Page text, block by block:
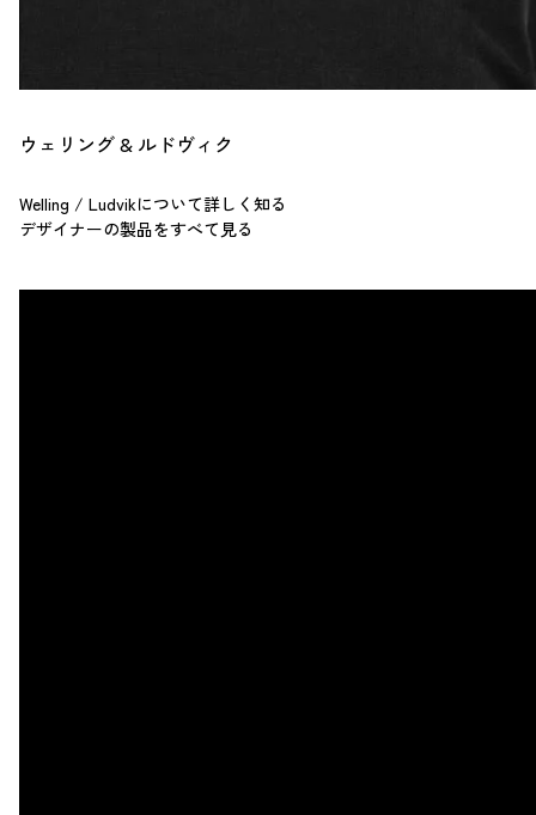
ウェリング & ルドヴィク
Welling / Ludvikについて詳しく知る
デザイナーの製品をすべて見る